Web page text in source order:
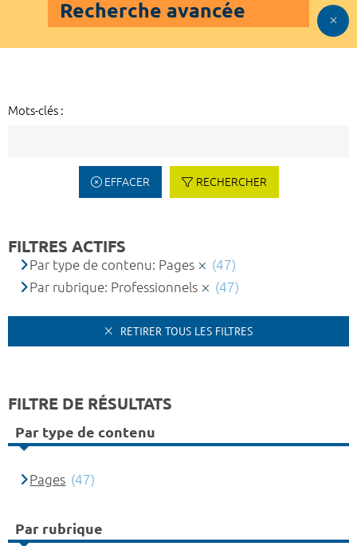
Recherche avancée
Mots-clés :
EFFACER RECHERCHER
FILTRES ACTIFS
Par type de contenu: Pages
(47)
Par rubrique: Professionnels
(47)
RETIRER TOUS LES FILTRES
FILTRE DE RÉSULTATS
Par type de contenu
Pages (47)
Par rubrique